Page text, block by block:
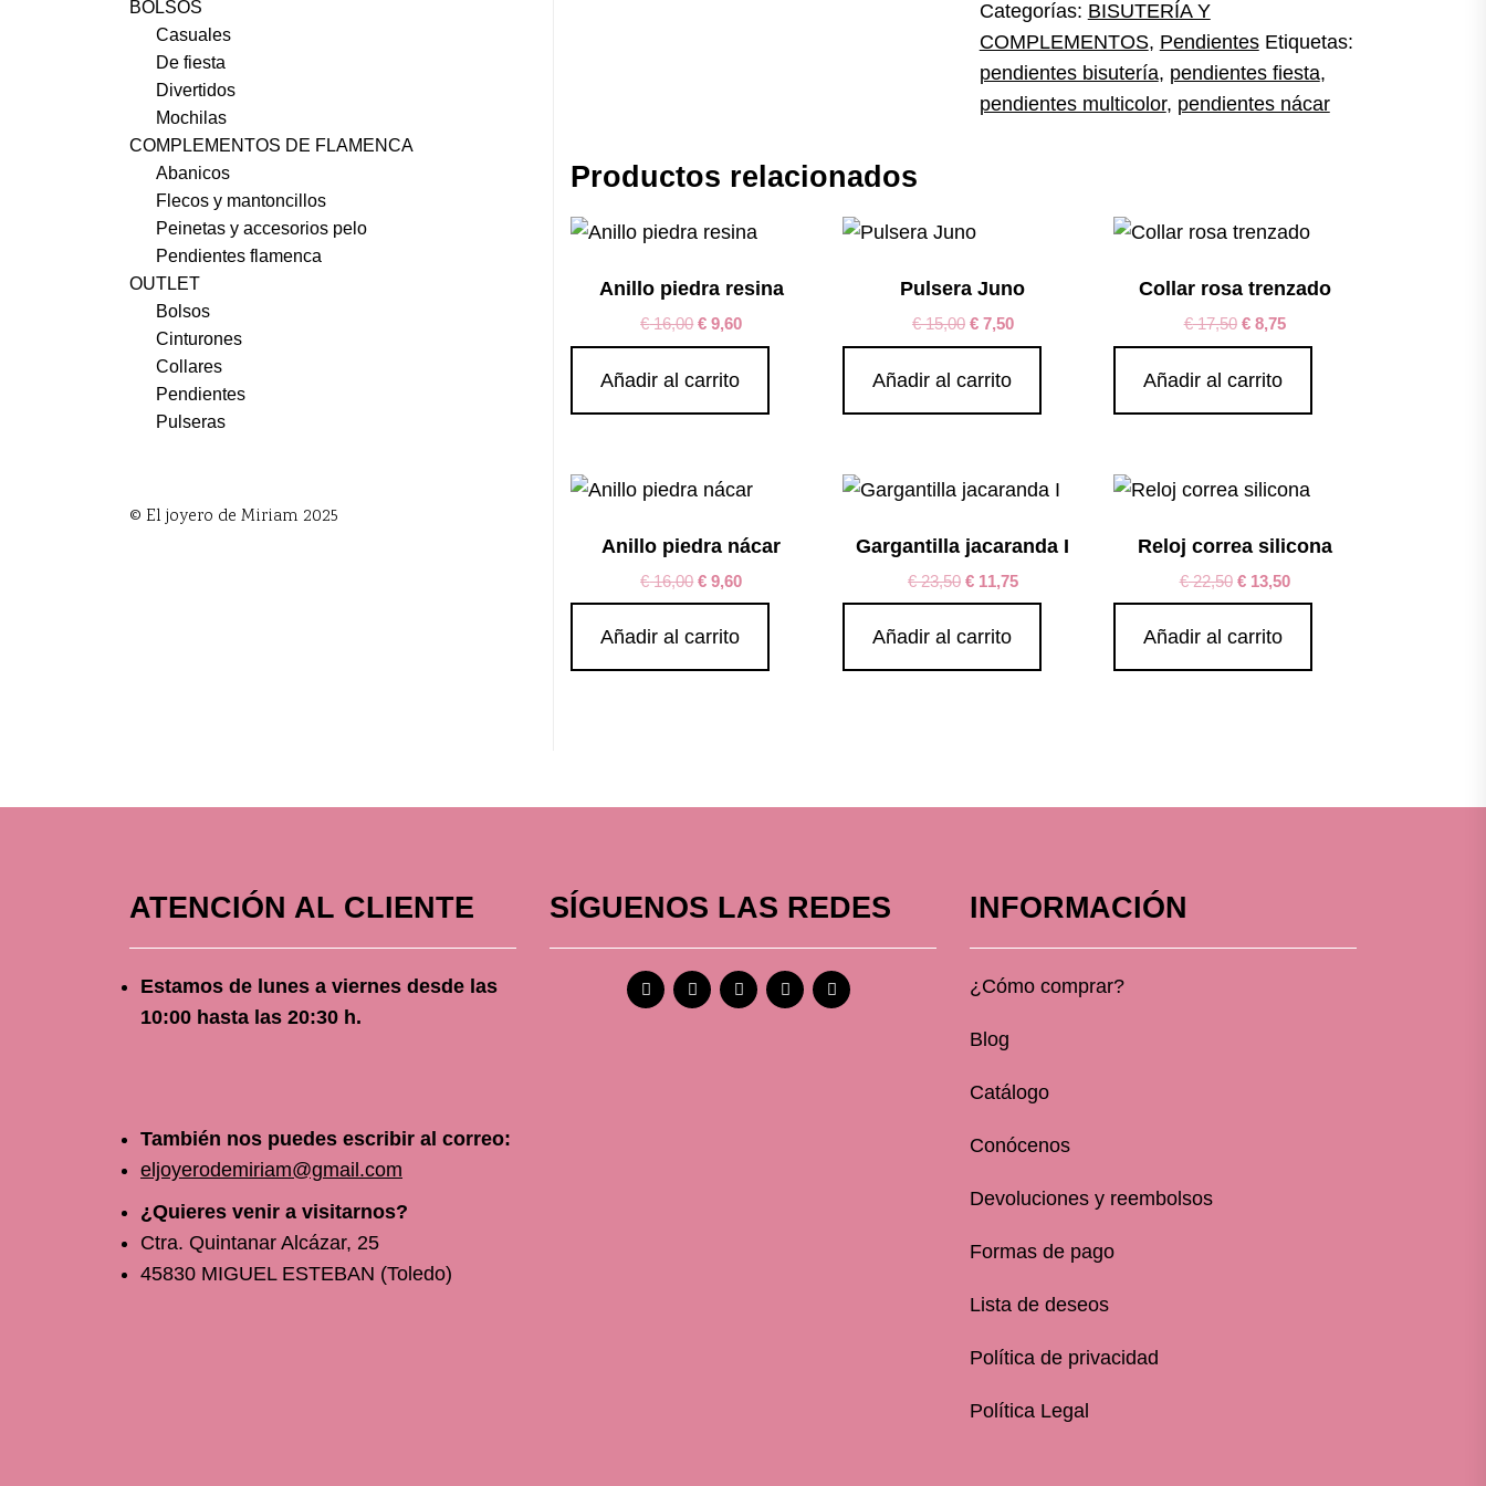
Categorías: BISUTERÍA Y
COMPLEMENTOS, Pendientes Etiquetas:
pendientes bisutería, pendientes fiesta,
pendientes multicolor, pendientes nácar
Productos relacionados
Anillo piedra resina
€16,00 € 9,60
Añadir al carrito
Pulsera Juno
€15,00 €7,50
Añadir al carrito
Collar rosa trenzado
€17,50 €8,75
Añadir al carrito
Anillo piedra nácar
€16,00 € 9,60
Añadir al carrito
Gargantilla jacaranda I
€23,50 €11,75
Añadir al carrito
Reloj correa silicona
€22,50 €13,50
Añadir al carrito
BOLSOS
Casuales
De fiesta
Divertidos
Mochilas
COMPLEMENTOS DE FLAMENCA
Abanicos
Flecos y mantoncillos
Peinetas y accesorios pelo
Pendientes flamenca
OUTLET
Bolsos
Cinturones
Collares
Pendientes
Pulseras
© El joyero de Miriam 2025
ATENCIÓN AL CLIENTE
Estamos de lunes a viernes desde las
10:00 hasta las 20:30 h.
También nos puedes escribir al correo:
eljoyerodemiriam@gmail.com
¿Quieres venir a visitarnos?
Ctra. Quintanar Alcázar, 25
45830 MIGUEL ESTEBAN (Toledo)
SÍGUENOS LAS REDES INFORMACIÓN
¿Cómo comprar?
Blog
Catálogo
Conócenos
Devoluciones y reembolsos
Formas de pago
Lista de deseos
Política de privacidad
Política Legal